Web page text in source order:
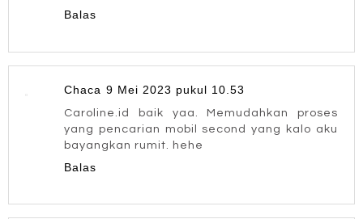
Balas
Chaca 9 Mei 2023 pukul 10.53
Caroline.id baik yaa. Memudahkan proses
yang pencarian mobil second yang kalo aku
bayangkan rumit. hehe
Balas